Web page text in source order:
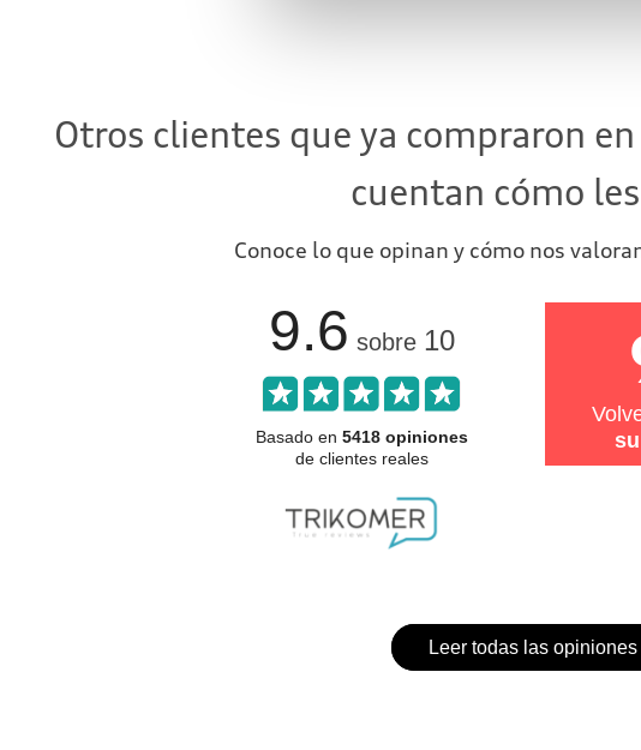
Otros clientes que ya compraron
cuentan cómo
Conoce lo que opinan y cómo nos
9.6 sobre 10
Basado en 5418 opiniones
de clientes reales
Leer todas las opiniones